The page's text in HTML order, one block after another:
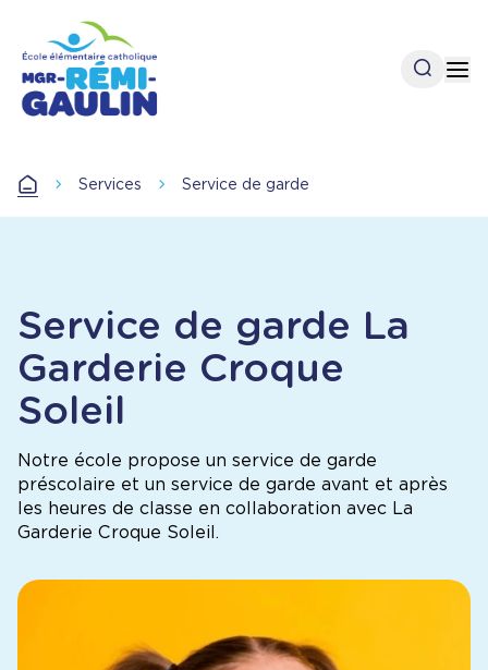
contenu
principal
Open
AccueilServices Service de garde
Service de garde La
Garderie Croque
Soleil
Notre école propose un service de garde
préscolaire et un service de garde avant et après
les heures de classe en collaboration avec La
Garderie Croque Soleil.